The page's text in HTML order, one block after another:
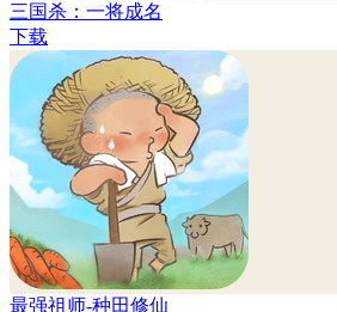
三国杀：一将成名
下载
最强祖师-种田修仙